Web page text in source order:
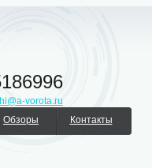
vorota.ru
Обзоры Контакты